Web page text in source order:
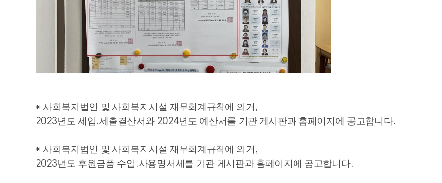
* 사회복지법인 및 사회복지시설 재무회계규칙에 의거 ,
2023년도 세입.세출결산서와 2024년도 예산서를 기관 게시판과 홈페이지에 공고합니다.
* 사회복지법인 및 사회복지시설 재무회계규칙에 의거 ,
2023년도 후원금품 수입 .사용명서세를 기관 게시판과 홈페이지에 공고합니다.